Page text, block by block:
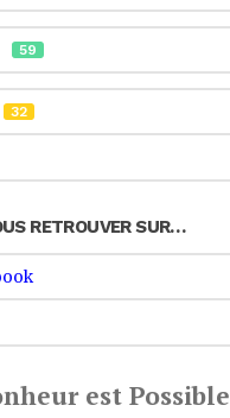
59
32
RETROUVER SUR…
est Possible